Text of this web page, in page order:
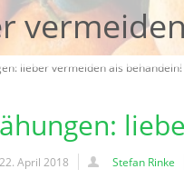
lieber vermeiden als behandeln!
22. April 2018 Stefan Rinke